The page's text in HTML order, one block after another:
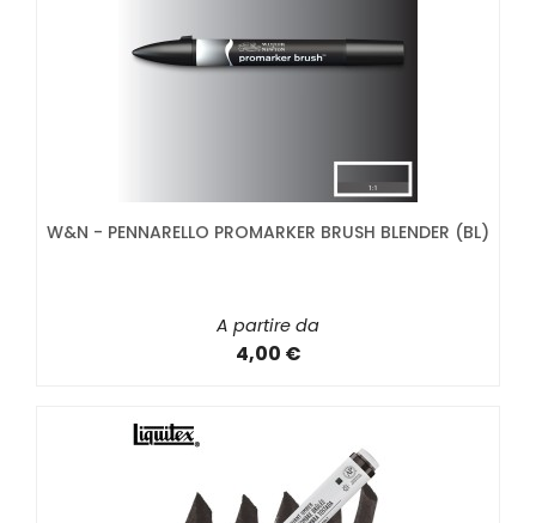
W&N - PENNARELLO PROMARKER BRUSH BLENDER (BL)
A partire da
4,00 €